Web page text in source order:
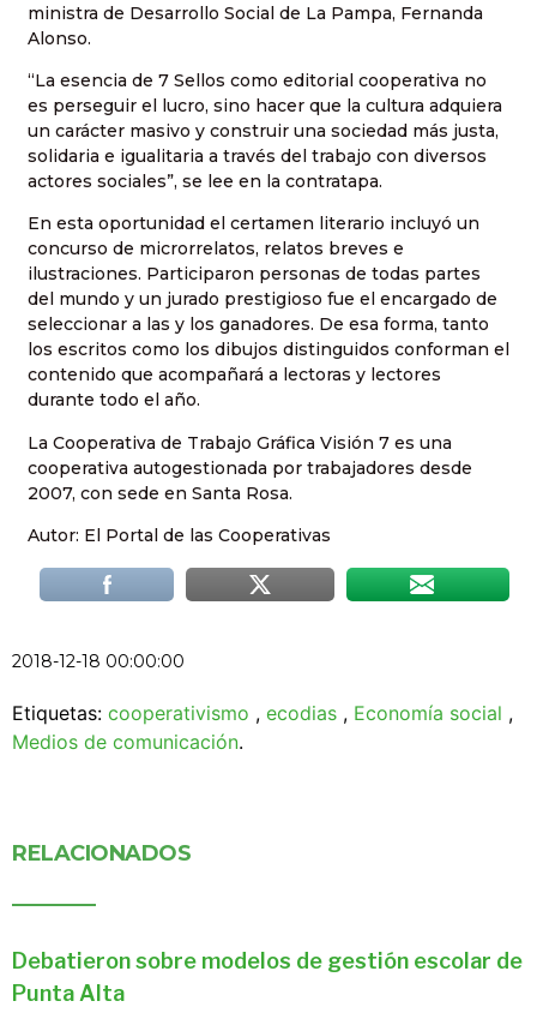
ministra de Desarrollo Social de La Pampa, Fernanda
Alonso.
“La esencia de 7 Sellos como editorial cooperativa no
es perseguir el lucro, sino hacer que la cultura adquiera
un carácter masivo y construir una sociedad más justa,
solidaria e igualitaria a través del trabajo con diversos
actores sociales”, se lee en la contratapa.
En esta oportunidad el certamen literario incluyó un
concurso de microrrelatos, relatos breves e
ilustraciones. Participaron personas de todas partes
del mundo y un jurado prestigioso fue el encargado de
seleccionar a las y los ganadores. De esa forma, tanto
los escritos como los dibujos distinguidos conforman el
contenido que acompañará a lectoras y lectores
durante todo el año.
La Cooperativa de Trabajo Gráfica Visión 7 es una
cooperativa autogestionada por trabajadores desde
2007, con sede en Santa Rosa.
Autor: El Portal de las Cooperativas
2018-12-18 00:00:00
Etiquetas: cooperativismo , ecodias , Economía social ,
Medios de comunicación.
RELACIONADOS
Debatieron sobre modelos de gestión escolar de
Punta Alta